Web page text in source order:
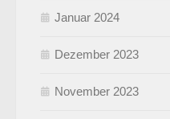
Januar 2024
Dezember 2023
November 2023